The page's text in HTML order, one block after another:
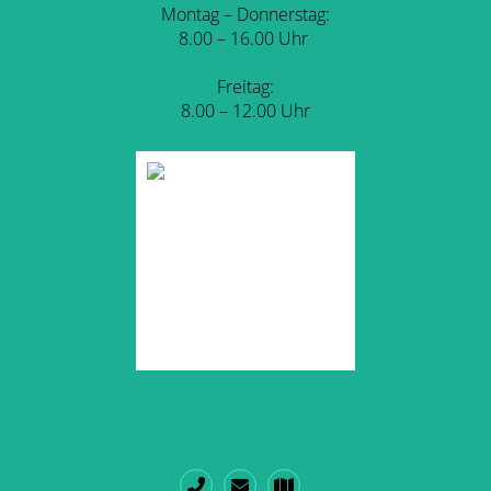
Montag – Donnerstag:
8.00 – 16.00 Uhr
Freitag:
8.00 – 12.00 Uhr